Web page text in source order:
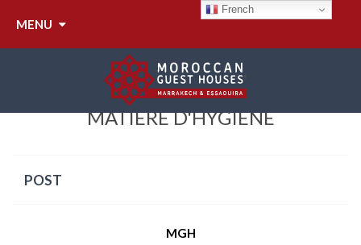
MENU
QUELQUES RÈGLES À SUIVRE EN
MATIÈRE D'HYGIÈNE
POST
MGH
French